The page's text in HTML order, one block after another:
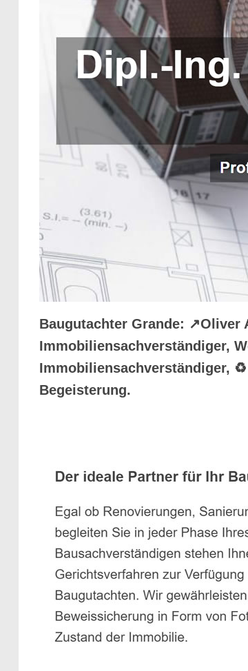
Baugutachter Grande: ↗️Oliver
Immobiliensachverständiger,
Immobiliensachverständiger,
Begeisterung.